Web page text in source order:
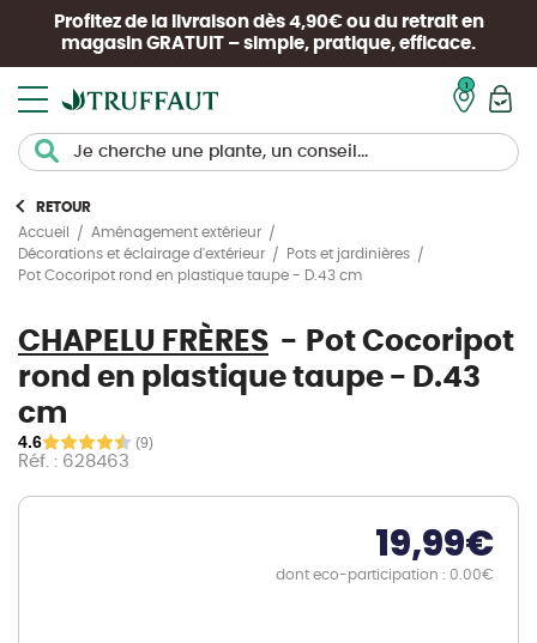
Profitez de la livraison dès 4,90€ ou du retrait en
magasin GRATUIT – simple, pratique, efficace.
RETOUR
Accueil
Aménagement extérieur
Décorations et éclairage d'extérieur
Pots et jardinières
Pot Cocoripot rond en plastique taupe - D.43 cm
CHAPELU FRÈRES
Pot Cocoripot
rond en plastique taupe - D.43
cm
4.6 (9)
Réf. : 628463
19,99€
dont eco-participation : 0.00€